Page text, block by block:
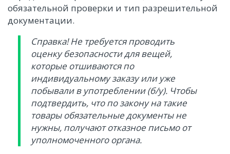
обязательной проверки и тип разрешительной
документации.
Справка! Не требуется проводить
оценку безопасности для вещей,
которые отшиваются по
индивидуальному заказу или уже
побывали в употреблении (б/у). Чтобы
подтвердить, что по закону на такие
товары обязательные документы не
нужны, получают отказное письмо от
уполномоченного органа.